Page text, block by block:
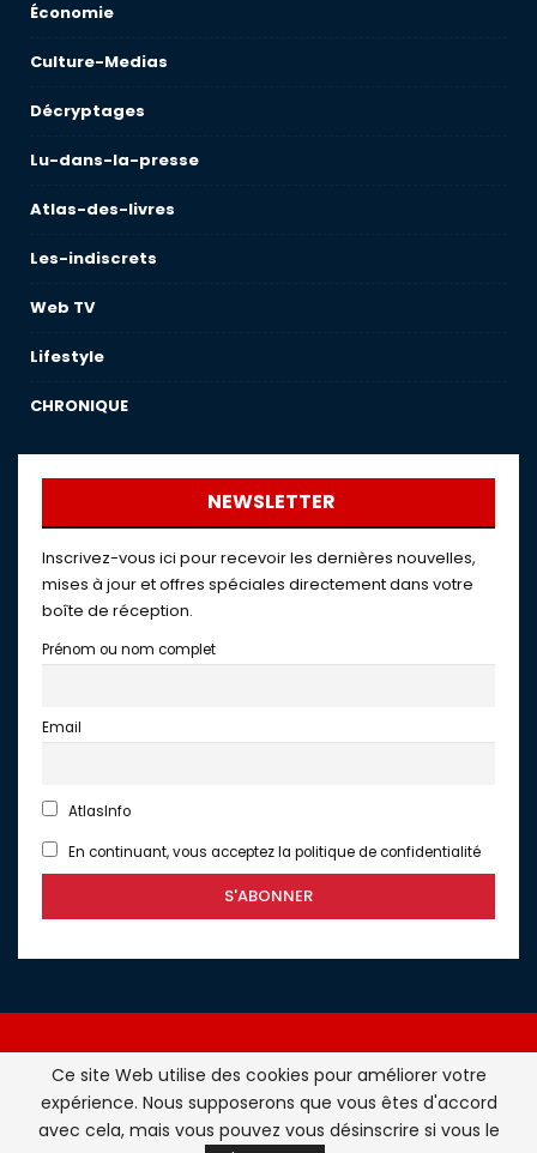
Économie
Culture-Medias
Décryptages
Lu-dans-la-presse
Atlas-des-livres
Les-indiscrets
Web TV
Lifestyle
CHRONIQUE
NEWSLETTER
Inscrivez-vous ici pour recevoir les dernières nouvelles,
mises à jour et offres spéciales directement dans votre
boîte de réception.
Prénom ou nom complet
Email
AtlasInfo
En continuant, vous acceptez la politique de confidentialité
Atlasinfo.fr : l'essentiel de l'actualité de la France et du
Maghreb © Tous Droits Réservés - Atlasinfo- 2026
Ce site Web utilise des cookies pour améliorer votre
expérience. Nous supposerons que vous êtes d'accord
avec cela, mais vous pouvez vous désinscrire si vous le